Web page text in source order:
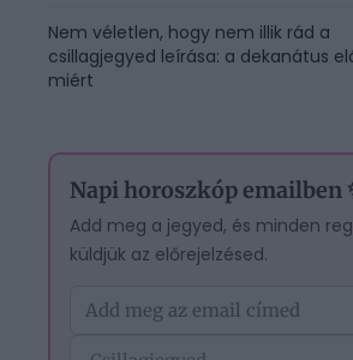
Nem véletlen, hogy nem illik rád a
csillagjegyed leírása: a dekanátus
miért
Napi horoszkóp emailben
Add meg a jegyed, és minden
küldjük az előrejelzésed.